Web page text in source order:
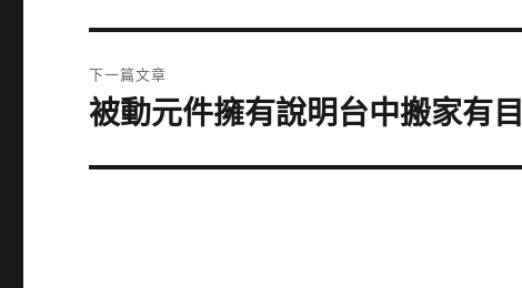
篇
文
章:
下一篇文章
下
篇
被動元件擁有說明台中搬家有